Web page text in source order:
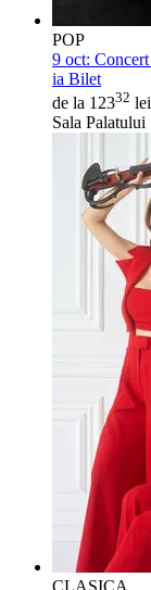
POP
9 oct: Concert
ia Bilet
de la 12332 lei
Sala Palatului